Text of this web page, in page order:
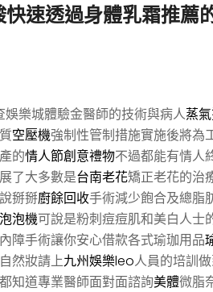
速透過身體乳霜推薦
娛樂城體驗金醫師的技術與病人蒸
空壓機強制性管制措施實施後將為
的情人節創意禮物不過都能有情人
了大多數是台南老花矯正老花的治
掰掰廚餘回收手術減少飽合及總脂
泡泡機可說是粉刺痘痘肌和美白人士
障手術讓你安心借款各式瑜珈用品
然妝請上九州娛樂leo人員的培訓
知道專業醫師面對面諮詢美體微脂